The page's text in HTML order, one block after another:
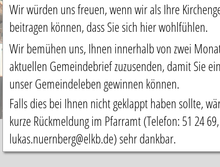
Wir würden uns freuen, wenn wir als Ihre
beitragen können, dass Sie sich hier wohlfühlen.
Wir bemühen uns, Ihnen innerhalb von zwei
aktuellen Gemeindebrief zuzusenden, damit Sie
unser Gemeindeleben gewinnen können.
Falls dies bei Ihnen nicht geklappt haben sollte,
kurze Rückmeldung im Pfarramt (Telefon: 51 24
lukas.nuernberg@elkb.de) sehr dankbar.